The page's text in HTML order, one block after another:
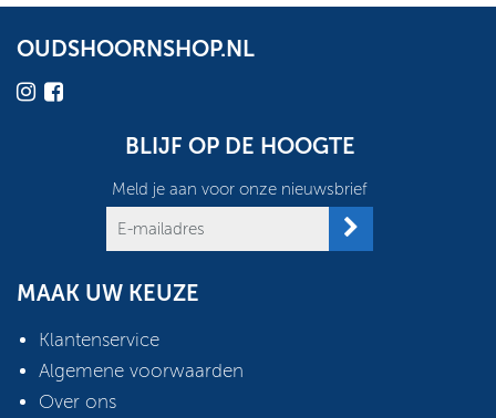
OUDSHOORNSHOP.NL
BLIJF OP DE HOOGTE
Meld je aan voor onze nieuwsbrief
MAAK UW KEUZE
Klantenservice
Algemene voorwaarden
Over ons